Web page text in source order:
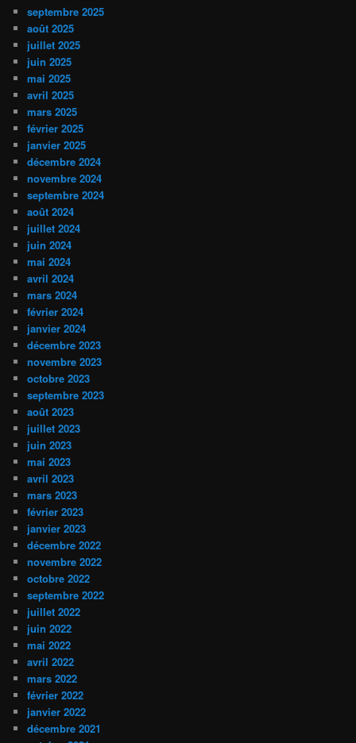
septembre 2025
août 2025
juillet 2025
juin 2025
mai 2025
avril 2025
mars 2025
février 2025
janvier 2025
décembre 2024
novembre 2024
septembre 2024
août 2024
juillet 2024
juin 2024
mai 2024
avril 2024
mars 2024
février 2024
janvier 2024
décembre 2023
novembre 2023
octobre 2023
septembre 2023
août 2023
juillet 2023
juin 2023
mai 2023
avril 2023
mars 2023
février 2023
janvier 2023
décembre 2022
novembre 2022
octobre 2022
septembre 2022
juillet 2022
juin 2022
mai 2022
avril 2022
mars 2022
février 2022
janvier 2022
décembre 2021